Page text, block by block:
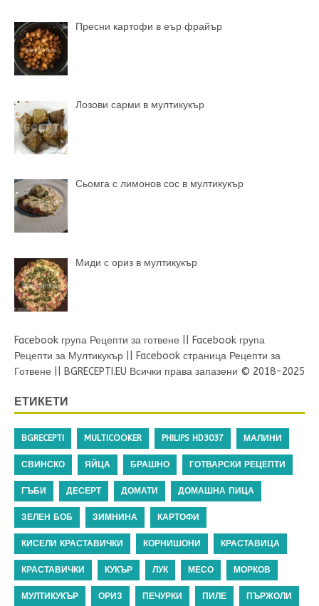
Пресни картофи в еър фрайър
Лозови сарми в мултикукър
Сьомга с лимонов сос в мултикукър
Миди с ориз в мултикукър
Facebook група Рецепти за готвене
Facebook група
Рецепти за Мултикукър
Facebook страница Рецепти за
Готвене
BGRECEPTI.EU Всички права запазени © 2018-2025
ЕТИКЕТИ
BGRECEPTI MULTICOOKER PHILIPS HD3037 МАЛИНИ
СВИНСКО ЯЙЦА БРАШНО ГОТВАРСКИ РЕЦЕПТИ
ГЪБИ ДЕСЕРТ ДОМАТИ ДОМАШНА ПИЦА
ЗЕЛЕН БОБ ЗИМНИНА КАРТОФИ
КИСЕЛИ КРАСТАВИЧКИ КОРНИШОНИ КРАСТАВИЦА
КРАСТАВИЧКИ КУКЪР ЛУК МЕСО МОРКОВ
МУЛТИКУКЪР ОРИЗ ПЕЧУРКИ ПИЛЕ ПЪРЖОЛИ